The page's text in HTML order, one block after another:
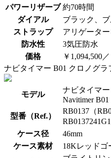
パワーリザーブ 約70時間
ダイアル
ブラック、
ストラップ
アリゲータ
防水性
3気圧防水
価格
￥1,094,500
ナビタイマー B01 クロノグラ
モデル
ナビタイマ
Navitimer B01
型番（Ref.）
RB0137（
ケース径
46mm
ケース素材
18Kレッドゴ